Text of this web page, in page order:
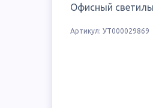
Офисный
Артикул: УТ000029869